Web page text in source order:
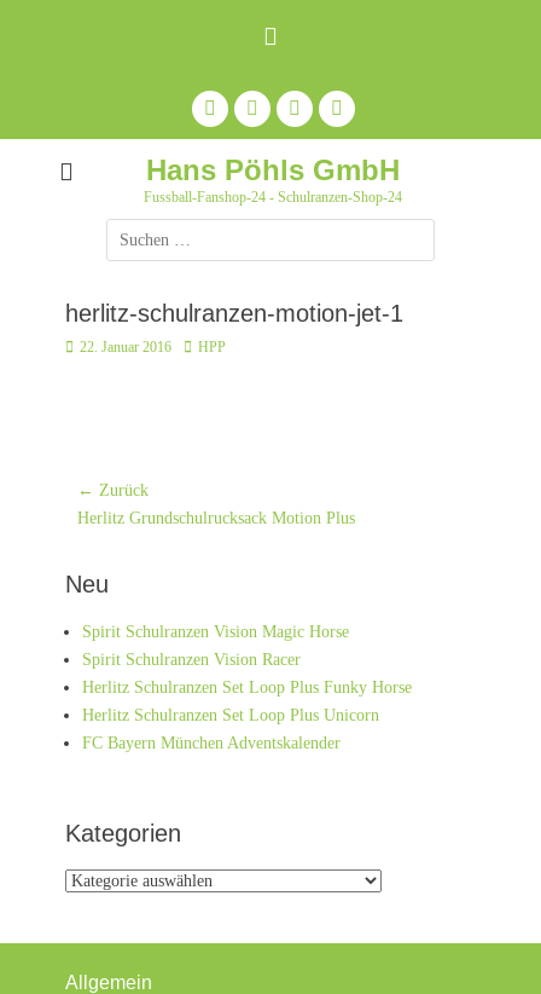
Facebook
Feed
Auf
Pinterest
pinnen
YouTube
Hans Pöhls GmbH
Fussball-Fanshop-24 - Schulranzen-Shop-24
Suche
nach:
herlitz-schulranzen-motion-jet-1
Posted
22. Januar 2016 Autor
HPP
Beitrags-
Navigation
← Zurück
Vorheriger
Herlitz Grundschulrucksack Motion Plus
Neu
Spirit Schulranzen Vision Magic Horse
Spirit Schulranzen Vision Racer
Herlitz Schulranzen Set Loop Plus Funky Horse
Herlitz Schulranzen Set Loop Plus Unicorn
FC Bayern München Adventskalender
Kategorien
Kategorien
Allgemein